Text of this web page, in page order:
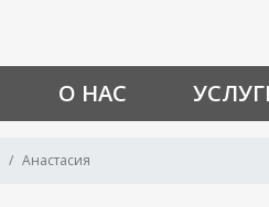
О НАС
Анастасия